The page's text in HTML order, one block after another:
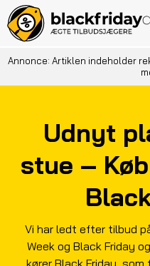
Annonce: Artiklen indeholder
Udnyt
stue –
Vi har ledt efter tilbud
Week og Black Friday
kører Black Friday,